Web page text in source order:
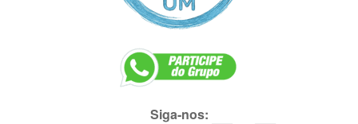
Siga-nos: